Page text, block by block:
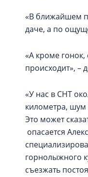
«В ближайшем
даче, а по
«А кроме гонок,
происходит», –
«У нас в СНТ
километра, шум
Это может
опасается
горнолыжного
съезжать